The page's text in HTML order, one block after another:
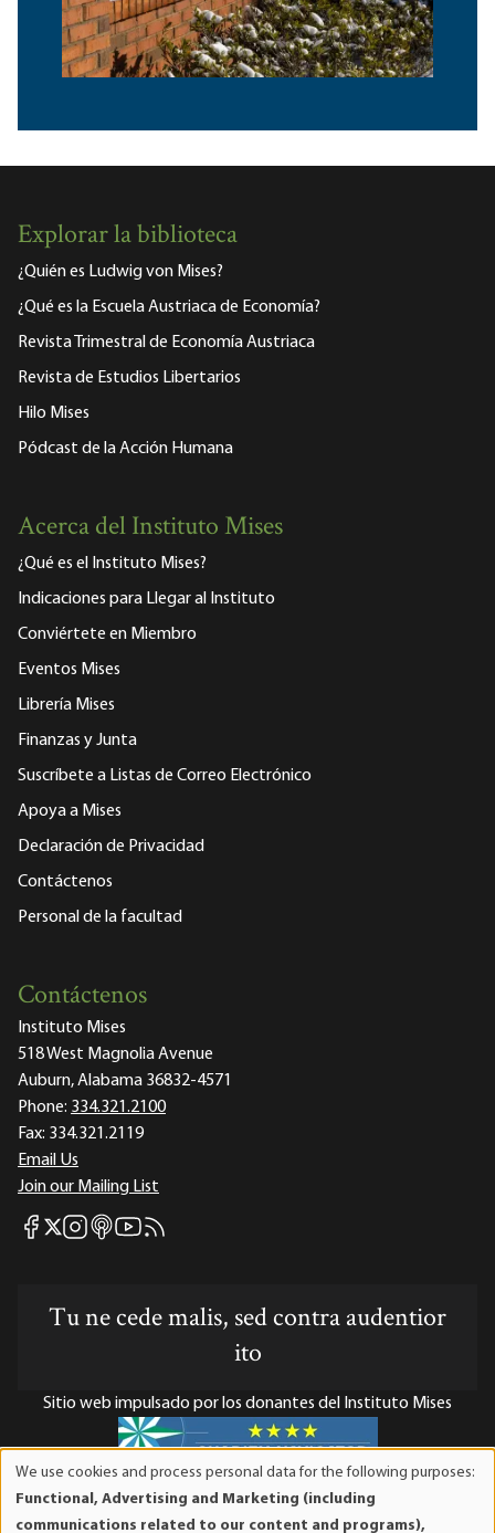
Explorar la biblioteca
¿Quién es Ludwig von Mises?
¿Qué es la Escuela Austriaca de Economía?
Revista Trimestral de Economía Austriaca
Revista de Estudios Libertarios
Hilo Mises
Pódcast de la Acción Humana
Acerca del Instituto Mises
¿Qué es el Instituto Mises?
Indicaciones para Llegar al Instituto
Conviértete en Miembro
Eventos Mises
Librería Mises
Finanzas y Junta
Suscríbete a Listas de Correo Electrónico
Apoya a Mises
Declaración de Privacidad
Contáctenos
Personal de la facultad
Contáctenos
Instituto Mises
518 West Magnolia Avenue
Auburn, Alabama 36832-4571
Phone: 334.321.2100
Fax: 334.321.2119
Email Us
Join our Mailing List
Mises Facebook
Mises X
Mises Instagram
Mises itunes
Mises Youtube
Mises RSS feed
Tu ne cede malis, sed contra audentior
ito
Sitio web impulsado por los donantes del Instituto Mises
El Instituto Mises es una organización sin fines de lucro 501(c)(3)
exenta de impuestos. Las contribuciones son deducibles de
We use cookies and process personal data for the following purposes:
Functional, Advertising and Marketing (including
communications related to our content and programs),